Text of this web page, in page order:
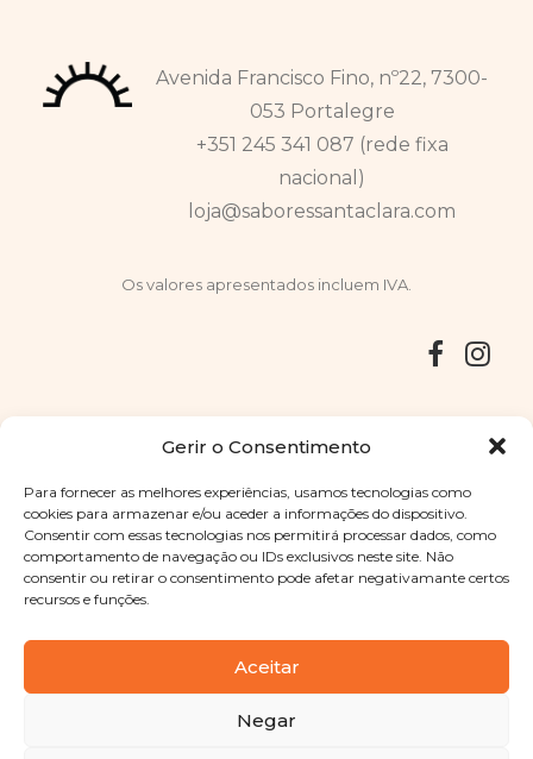
Gerir o Consentimento
Para fornecer as melhores experiências, usamos tecnologias como
cookies para armazenar e/ou aceder a informações do dispositivo.
Consentir com essas tecnologias nos permitirá processar dados, como
comportamento de navegação ou IDs exclusivos neste site. Não
consentir ou retirar o consentimento pode afetar negativamante certos
recursos e funções.
Aceitar
Negar
Avenida Francisco Fino, nº22, 7300-
053 Portalegre
+351 245 341 087 (rede fixa
nacional)
loja@saboressantaclara.com
Os valores apresentados incluem IVA.
Copyright © 2025 Sabores Santa Clara
. Todos os direitos
reservadosPolítica de Privacidade |Termos e condições
Designed byShift Your Branding Agency